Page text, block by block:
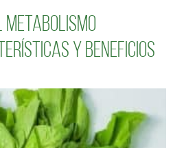
metabolismo
y beneficios